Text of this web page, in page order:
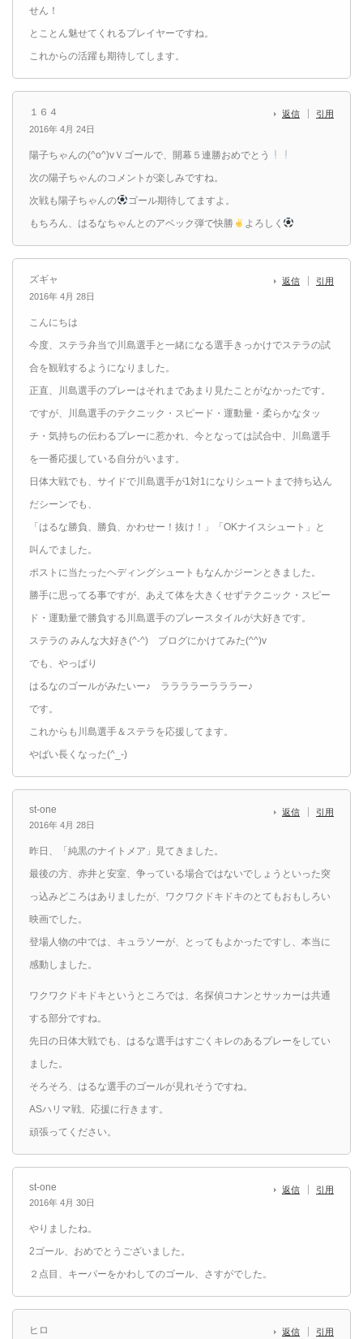
せん！
とことん魅せてくれるプレイヤーですね。
これからの活躍も期待してします。
１６４
2016年 4月 24日
返信 引用
陽子ちゃんの(^o^)vＶゴールで、開幕５連勝おめでとう
次の陽子ちゃんのコメントが楽しみですね。
次戦も陽子ちゃんの
ゴール期待してますよ。
もちろん、はるなちゃんとのアベック弾で快勝
よろしく
ズギャ
2016年 4月 28日
返信 引用
こんにちは
今度、ステラ弁当で川島選手と一緒になる選手きっかけでステラの試
合を観戦するようになりました。
正直、川島選手のプレーはそれまであまり見たことがなかったです。
ですが、川島選手のテクニック・スピード・運動量・柔らかなタッ
チ・気持ちの伝わるプレーに惹かれ、今となっては試合中、川島選手
を一番応援している自分がいます。
日体大戦でも、サイドで川島選手が1対1になりシュートまで持ち込ん
だシーンでも、
「はるな勝負、勝負、かわせー！抜け！」「OKナイスシュート」と
叫んでました。
ポストに当たったヘディングシュートもなんかジーンときました。
勝手に思ってる事ですが、あえて体を大きくせずテクニック・スピー
ド・運動量で勝負する川島選手のプレースタイルが大好きです。
ステラの みんな大好き(^-^) ブログにかけてみた(^^)v
でも、やっぱり
はるなのゴールがみたいー♪ ララララーラララー♪
です。
これからも川島選手＆ステラを応援してます。
やばい長くなった(^_-)
st-one
2016年 4月 28日
返信 引用
昨日、「純黒のナイトメア」見てきました。
最後の方、赤井と安室、争っている場合ではないでしょうといった突
っ込みどころはありましたが、ワクワクドキドキのとてもおもしろい
映画でした。
登場人物の中では、キュラソーが、とってもよかったですし、本当に
感動しました。
ワクワクドキドキというところでは、名探偵コナンとサッカーは共通
する部分ですね。
先日の日体大戦でも、はるな選手はすごくキレのあるプレーをしてい
ました。
そろそろ、はるな選手のゴールが見れそうですね。
ASハリマ戦、応援に行きます。
頑張ってください。
st-one
2016年 4月 30日
返信 引用
やりましたね。
2ゴール、おめでとうございました。
２点目、キーパーをかわしてのゴール、さすがでした。
ヒロ 返信 引用